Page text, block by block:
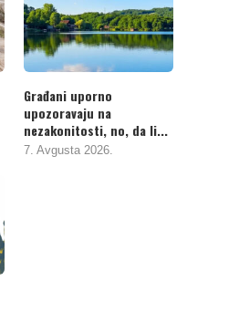
Građani uporno
upozoravaju na
nezakonitosti, no, da li...
7. Avgusta 2026.